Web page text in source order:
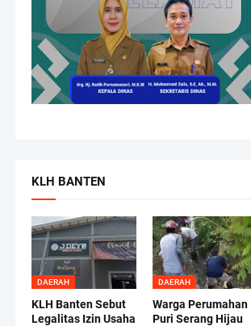
KLH BANTEN
DAERAH
KLH Banten Sebut
Legalitas Izin Usaha
DAERAH
Warga Perumahan
Puri Serang Hijau